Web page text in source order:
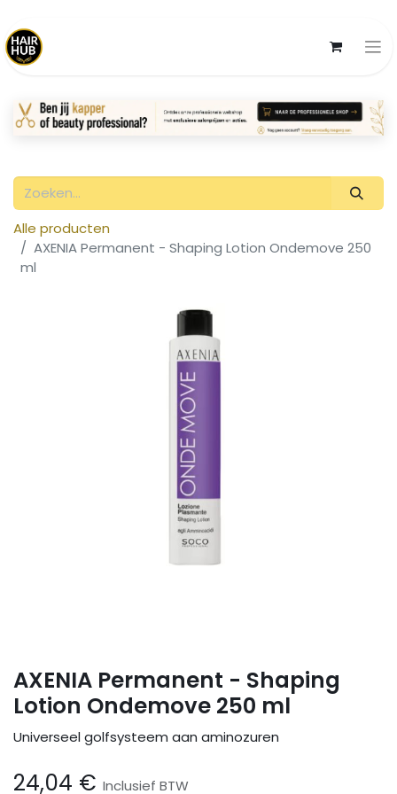
Alle producten
AXENIA Permanent - Shaping Lotion Ondemove 250
ml
AXENIA Permanent - Shaping
Lotion Ondemove 250 ml
Universeel golfsysteem aan aminozuren
24,04 € Inclusief BTW